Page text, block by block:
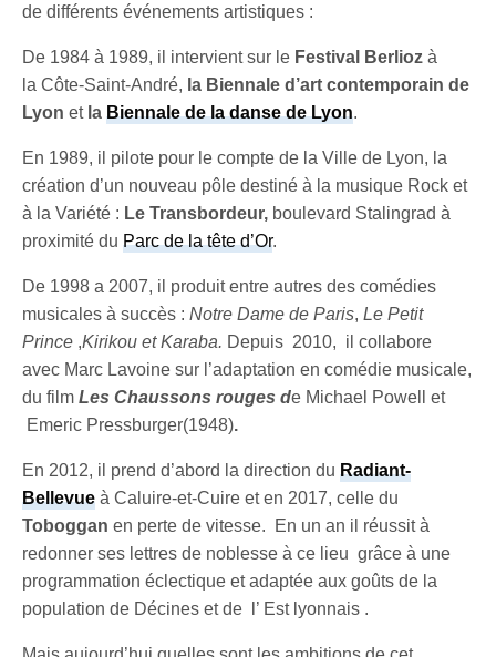
de différents événements artistiques :
De 1984 à 1989, il intervient sur le Festival Berlioz à
la Côte-Saint-André, la Biennale d’art contemporain de
Lyon et laBiennale de la danse de Lyon.
En 1989, il pilote pour le compte de la Ville de Lyon, la
création d’un nouveau pôle destiné à la musique Rock et
à la Variété : Le Transbordeur, boulevard Stalingrad à
proximité duParc de la tête d’Or.
De 1998 a 2007, il produit entre autres des comédies
musicales à succès :Notre Dame de Paris,Le Petit
Prince ,Kirikou et Karaba. Depuis 2010, il collabore
avec Marc Lavoine sur l’adaptation en comédie musicale,
du filmLes Chaussons rouges de Michael Powell et
Emeric Pressburger(1948).
En 2012, il prend d’abord la direction duRadiant-
Bellevue à Caluire-et-Cuire et en 2017, celle du
Tobogganen perte de vitesse. En un an il réussit à
redonner ses lettres de noblesse à ce lieu grâce à une
programmation éclectique et adaptée aux goûts de la
population de Décines et de l’ Est lyonnais .